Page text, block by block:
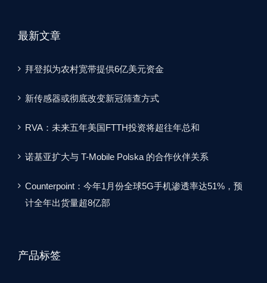
最新文章
拜登拟为农村宽带提供6亿美元资金
新传感器或彻底改变新冠筛查方式
RVA：未来五年美国FTTH投资将超往年总和
诺基亚扩大与 T-Mobile Polska 的合作伙伴关系
Counterpoint：今年1月份全球5G手机渗透率达51%，预
计全年出货量超8亿部
产品标签